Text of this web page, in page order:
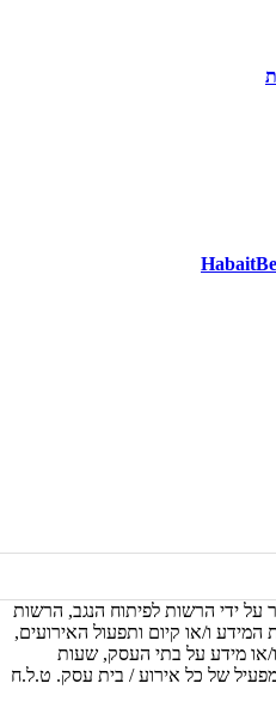
על ידי הרשות לפיתוח הנגב, הרשות
המידע ו/או קיום ותפעול האירועים,
או מידע על בתי העסק, שעות
מפעיל של כל אירוע / בית עסק. ט.ל.ח